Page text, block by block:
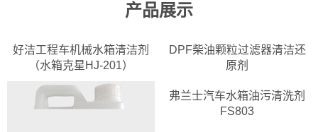
产品展示
好洁工程车机械水箱清洁剂
（水箱克星HJ-201）
DPF柴油颗粒过滤器清洁还
原剂
弗兰士汽车水箱油污清洗剂
FS803